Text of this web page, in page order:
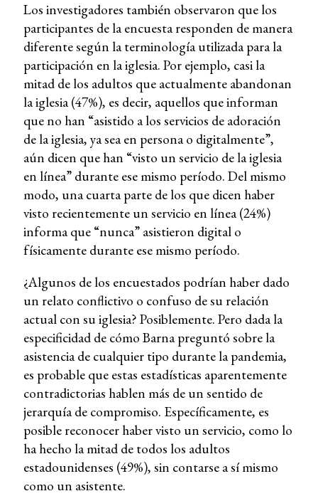
Los investigadores también observaron que los
participantes de la encuesta responden de manera
diferente según la terminología utilizada para la
participación en la iglesia. Por ejemplo, casi la
mitad de los adultos que actualmente abandonan
la iglesia (47%), es decir, aquellos que informan
que no han “asistido a los servicios de adoración
de la iglesia, ya sea en persona o digitalmente”,
aún dicen que han “visto un servicio de la iglesia
en línea” durante ese mismo período. Del mismo
modo, una cuarta parte de los que dicen haber
visto recientemente un servicio en línea (24%)
informa que “nunca” asistieron digital o
físicamente durante ese mismo período.
¿Algunos de los encuestados podrían haber dado
un relato conflictivo o confuso de su relación
actual con su iglesia? Posiblemente. Pero dada la
especificidad de cómo Barna preguntó sobre la
asistencia de cualquier tipo durante la pandemia,
es probable que estas estadísticas aparentemente
contradictorias hablen más de un sentido de
jerarquía de compromiso. Específicamente, es
posible reconocer haber visto un servicio, como lo
ha hecho la mitad de todos los adultos
estadounidenses (49%), sin contarse a sí mismo
como un asistente.